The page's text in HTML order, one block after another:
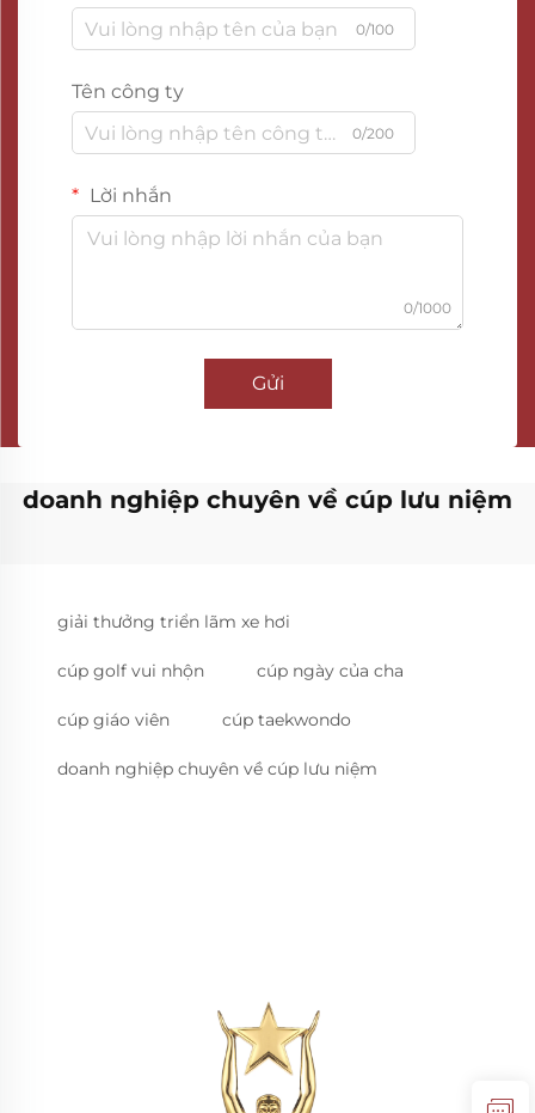
0/100
Tên công ty
0/200
Lời nhắn
0/1000
Gửi
doanh nghiệp chuyên về cúp lưu niệm
giải thưởng triển lãm xe hơi
cúp golf vui nhộn cúp ngày của cha
cúp giáo viên cúp taekwondo
doanh nghiệp chuyên về cúp lưu niệm